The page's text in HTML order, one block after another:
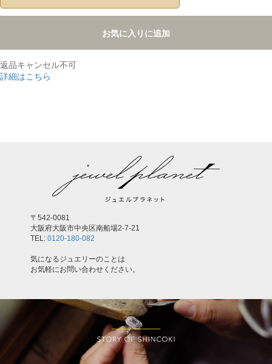
お気に入りに追加
返品キャンセル不可
詳細はこちら
〒542-0081
大阪府大阪市中央区南船場2-7-21
TEL: 0120-180-082
気になるジュエリーのことは
お気軽にお問い合わせください。